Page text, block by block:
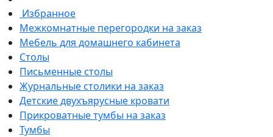
Избранное
Межкомнатные перегородки на заказ
Мебель для домашнего кабинета
Столы
Письменные столы
Журнальные столики на заказ
Детские двухъярусные кровати
Прикроватные тумбы на заказ
Тумбы